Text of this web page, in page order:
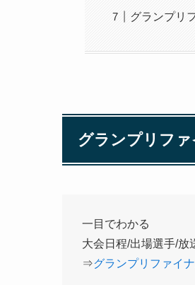
グランプリ
グランプリフ
一目でわかる
大会日程/出場選手/放
⇒グランプリファイ